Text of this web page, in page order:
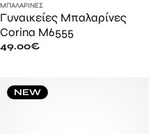
ΜΠΑΛΑΡΊΝΕΣ
Γυναικείες Μπαλαρίνες
Corina M6555
49.00€
NEW